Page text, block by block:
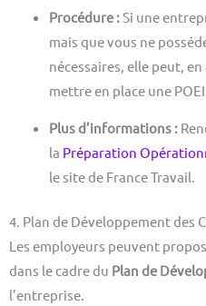
Procédure :Si une
mais que vous ne
nécessaires, elle peut, en
mettre en place une POEI.
Plus d’informations :
la Préparation
le site de France Travail.
4. Plan de Développement des
Les employeurs peuvent
dans le cadre du Plan de
l’entreprise.